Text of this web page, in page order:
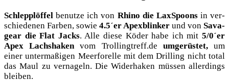
Schlepp­löf­fel benut­ze ich von Rhi­no die LaxS­poonsin ver­
schie­de­nen Far­ben, sowie 4.5´er Apex­blin­ker und von Sava­
gear die Flat Jacks. Alle die­se Köder habe ich mit5/0´er
Apex Lachshakenvom Trollingtreff.de umge­rüs­tet,um
einer unter­ma­ßi­gen Meer­fo­rel­le mit dem Dril­ling nicht total
das Maul zu ver­na­geln. Die Wider­ha­ken müs­sen aller­dings
bleiben.